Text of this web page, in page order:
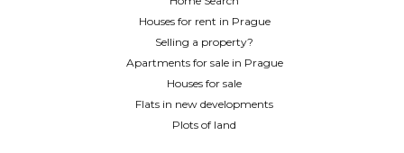
Houses for rent in Prague
Selling a property?
Apartments for sale in Prague
Houses for sale
Flats in new developments
Plots of land